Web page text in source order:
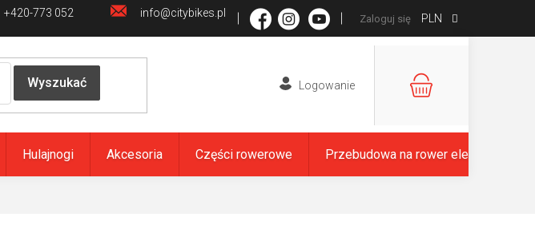
+420-773 052
info@citybikes.pl PLN
Zaloguj się
KOSZYK
Hulajnogi Akcesoria Części rowerowe Przebudowa na rower elektryczny